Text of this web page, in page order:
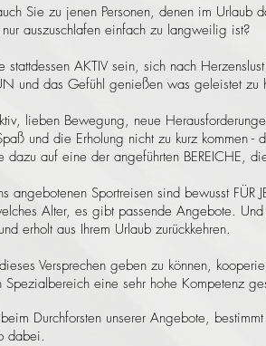
Sie zu jenen Personen, denen im Urlaub
auszuschlafen einfach zu langweilig ist?
stattdessen AKTIV sein, sich nach
und das Gefühl genießen was geleistet zu
lieben Bewegung, neue
und die Erholung nicht zu kurz kommen -
dazu auf eine der angeführten BEREICHE,
angebotenen Sportreisen sind bewusst
Alter, es gibt passende Angebote.
erholt aus Ihrem Urlaub zurückkehren.
Versprechen geben zu können,
eine sehr hohe Kompetenz
Durchforsten unserer Angebote,
dabei.